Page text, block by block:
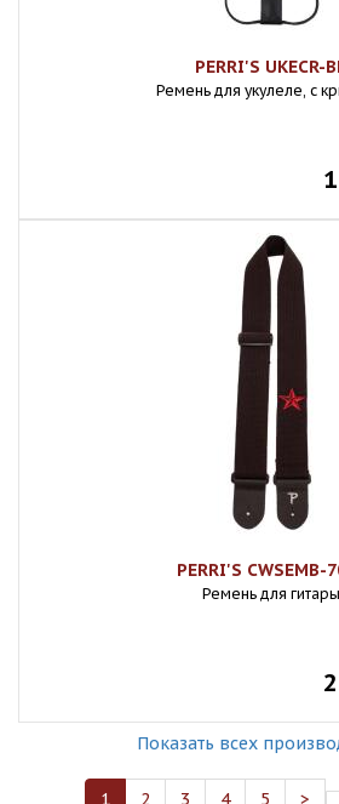
PERRI'S UKECR-
Ремень для укулеле, с
PERRI'S CWSEMB-
Ремень для гитары
Показать всех
1 2 3 4 5 >